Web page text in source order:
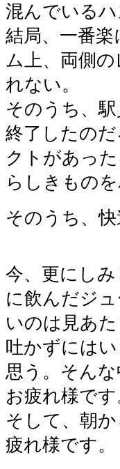
混んでいる
結局、一番
ム上、両側
れない。
そのうち、
終了したの
クトがあっ
らしきもの
そのうち、
今、更にし
に飲んだジ
いのは見あ
吐かずには
思う。そん
お疲れ様です
そして、朝
疲れ様です。